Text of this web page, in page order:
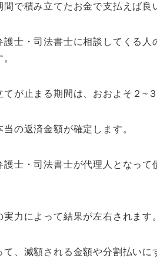
で積み立てたお金で支払えば良
士・司法書士に相談してくる人
が止まる期間は、おおよそ２~３
の返済金額が確定します。
士・司法書士が代理人となって
力によって結果が左右されます。
、減額される金額や分割払いに